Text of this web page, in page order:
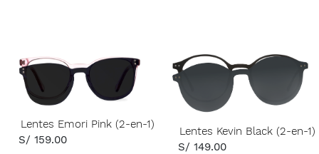
Lentes Emori Pink (2-en-1)
S/ 159.00
Lentes Kevin Black (2-en-1)
S/ 149.00